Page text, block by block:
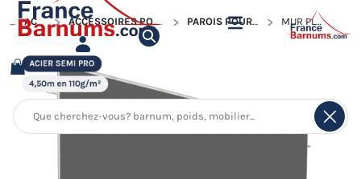
ACCUEIL ACCESSOIRES POUR BARNUMS PLIANTS PAROIS POUR BARNUM PLIANT MUR PLEIN - 110G/M²